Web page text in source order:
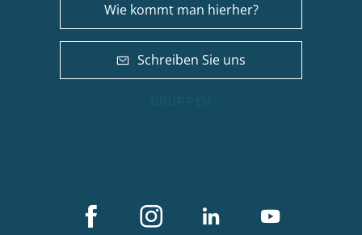
Wie kommt man hierher?
Schreiben Sie uns